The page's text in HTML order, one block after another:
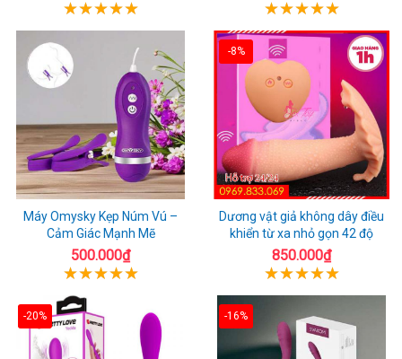
Máy Omysky Kẹp Núm Vú –
Cảm Giác Mạnh Mẽ
500.000₫
-8%
Dương vật giả không dây điều
khiển từ xa nhỏ gọn 42 độ
850.000₫
-20% -16%